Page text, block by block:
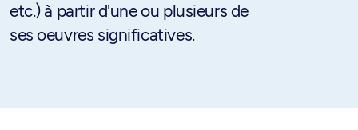
etc.) à partir d'une ou plusieurs de
ses oeuvres significatives.